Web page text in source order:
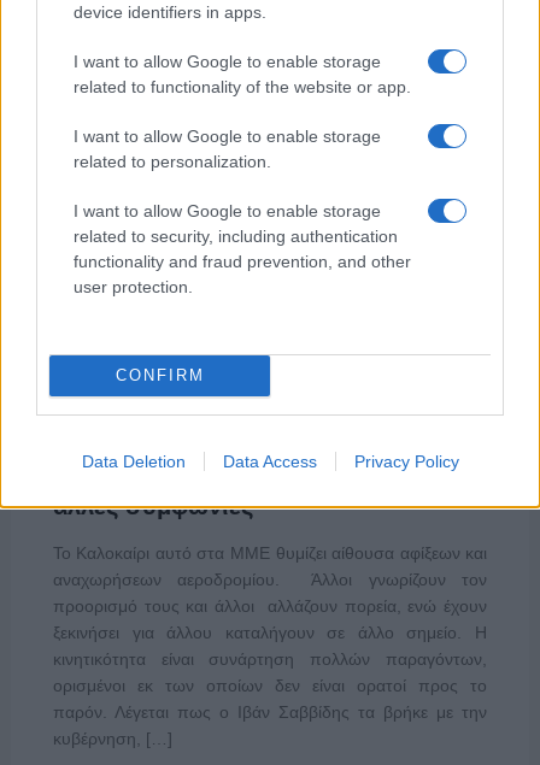
device identifiers in apps.
I want to allow Google to enable storage
related to functionality of the website or app.
I want to allow Google to enable storage
related to personalization.
I want to allow Google to enable storage
related to security, including authentication
functionality and fraud prevention, and other
user protection.
CONFIRM
Data Deletion Data Access Privacy Policy
ΑΙΧΜΕΣ: Και άλλες αποχωρήσεις και
άλλες συμφωνίες
Το Καλοκαίρι αυτό στα ΜΜΕ θυμίζει αίθουσα αφίξεων και
αναχωρήσεων αεροδρομίου. Άλλοι γνωρίζουν τον
προορισμό τους και άλλοι αλλάζουν πορεία, ενώ έχουν
ξεκινήσει για άλλου καταλήγουν σε άλλο σημείο. Η
κινητικότητα είναι συνάρτηση πολλών παραγόντων,
ορισμένοι εκ των οποίων δεν είναι ορατοί προς το
παρόν. Λέγεται πως ο Ιβάν Σαββίδης τα βρήκε με την
κυβέρνηση, […]